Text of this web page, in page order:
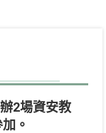
2場資安教
。